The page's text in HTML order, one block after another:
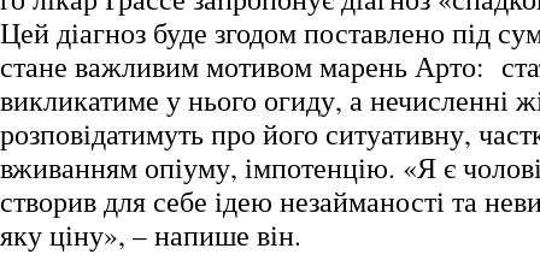
Цей діагноз буде згодом поставлено під
стане важливим мотивом марень Арто:
викликатиме у нього огиду, а нечисленні
розповідатимуть про його ситуативну,
вживанням опіуму, імпотенцію. «Я є
створив для себе ідею незайманості та
яку ціну», – напише він.